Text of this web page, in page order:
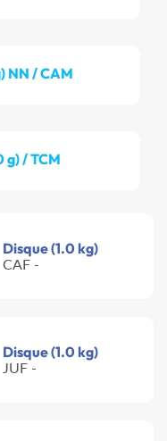
NN / CAM
/ TCM
Disque (1.0 kg)
CAF -
Disque (1.0 kg)
JUF -